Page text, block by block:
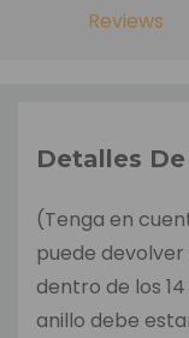
Detalles
(Tenga en
puede
dentro de los
anillo debe